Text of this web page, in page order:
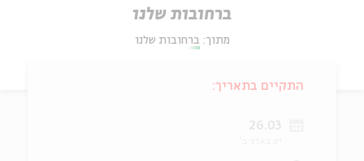
ברחובות שלנו
מתוך: ברחובות שלנו
התקיים בתאריך:
26.03